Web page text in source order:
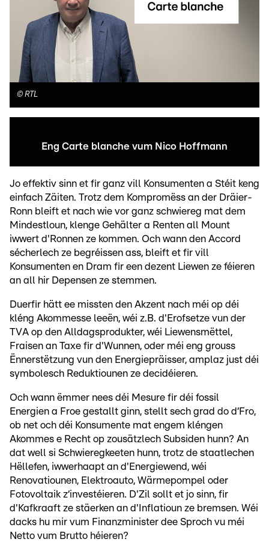
© RTL
Eng Carte blanche vum Nico Hoffmann
Jo effektiv sinn et fir ganz vill Konsumenten a Stéit keng
einfach Zäiten. Trotz dem Kompromëss an der Dräier-
Ronn bleift et nach wie vor ganz schwiereg mat dem
Mindestloun, klenge Gehälter a Renten all Mount
iwwert d'Ronnen ze kommen. Och wann den Accord
sécherlech ze begréissen ass, bleift et fir vill
Konsumenten en Dram fir een dezent Liewen ze féieren
an all hir Depensen ze stemmen.
Duerfir hätt ee missten den Akzent nach méi op déi
kléng Akommesse leeën, wéi z.B. d'Erofsetze vun der
TVA op den Alldagsprodukter, wéi Liewensmëttel,
Fraisen an Taxe fir d'Wunnen, oder méi eng grouss
Ënnerstëtzung vun den Energiepräisser, amplaz just déi
symbolesch Reduktiounen ze decidéieren.
Och wann ëmmer nees déi Mesure fir déi fossil
Energien a Froe gestallt ginn, stellt sech grad do d‘Fro,
ob net och déi Konsumente mat engem kléngen
Akommes e Recht op zousätzlech Subsiden hunn? An
dat well si Schwieregkeeten hunn, trotz de staatlechen
Hëllefen, iwwerhaapt an d'Energiewend, wéi
Renovatiounen, Elektroauto, Wärmepompel oder
Fotovoltaik z‘investéieren. D'Zil sollt et jo sinn, fir
d'Kafkraaft ze stäerken an d'Inflatioun ze bremsen. Wéi
dacks hu mir vum Finanzminister dee Sproch vu méi
Netto vum Brutto héieren?